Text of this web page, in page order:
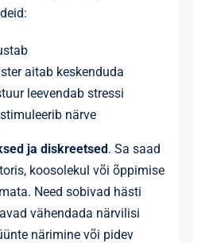
aitab keskenduda
leevendab stressi
närve
ja diskreetsed. Sa saad
koosolekul või õppimise
Need sobivad hästi
vähendada närvilisi
närimine või pidev